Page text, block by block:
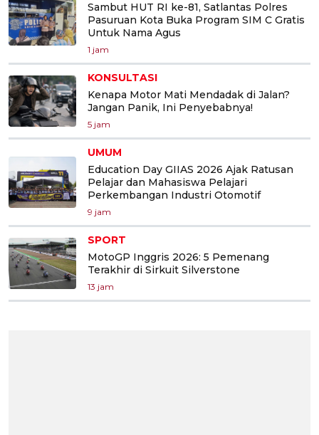
Sambut HUT RI ke-81, Satlantas Polres
Pasuruan Kota Buka Program SIM C Gratis
Untuk Nama Agus
1 jam
KONSULTASI
Kenapa Motor Mati Mendadak di Jalan?
Jangan Panik, Ini Penyebabnya!
5 jam
UMUM
Education Day GIIAS 2026 Ajak Ratusan
Pelajar dan Mahasiswa Pelajari
Perkembangan Industri Otomotif
9 jam
SPORT
MotoGP Inggris 2026: 5 Pemenang
Terakhir di Sirkuit Silverstone
13 jam